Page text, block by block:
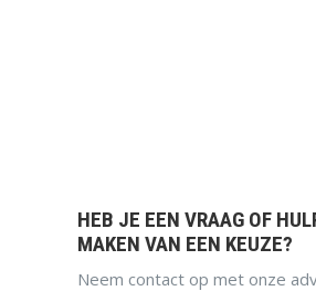
HEB JE EEN VRAAG OF
MAKEN VAN EEN KEUZE?
Neem contact op met onze